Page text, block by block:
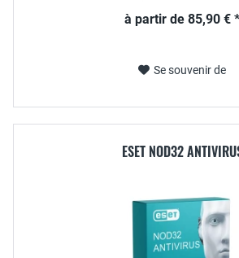
à partir de 85,90 € *
Se souvenir de
ESET NOD32